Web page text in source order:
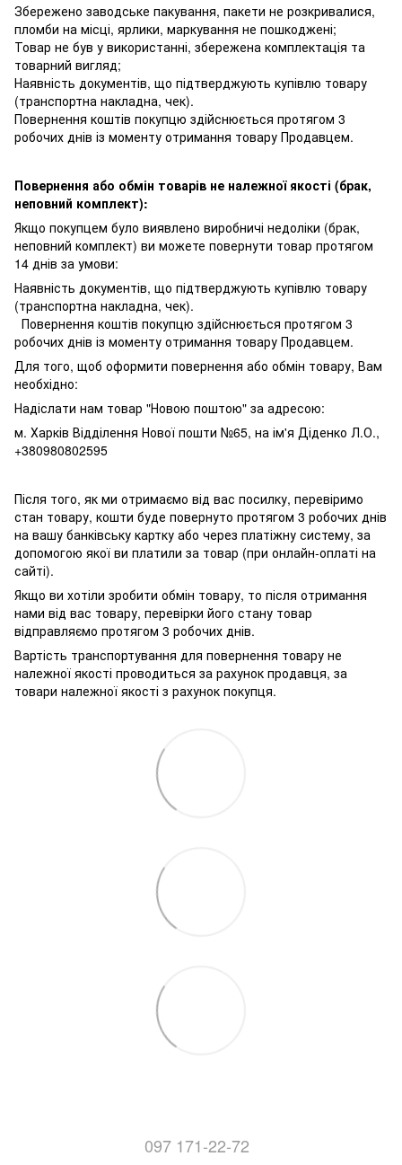
Збережено заводське пакування, пакети не розкривалися,
пломби на місці, ярлики, маркування не пошкоджені;
Товар не був у використанні, збережена комплектація та
товарний вигляд;
Наявність документів, що підтверджують купівлю товару
(транспортна накладна, чек).
Повернення коштів покупцю здійснюється протягом 3
робочих днів із моменту отримання товару Продавцем.
Повернення або обмін товарів не належної якості (брак,
неповний комплект):
Якщо покупцем було виявлено виробничі недоліки (брак,
неповний комплект) ви можете повернути товар протягом
14 днів за умови:
Наявність документів, що підтверджують купівлю товару
(транспортна накладна, чек).
Повернення коштів покупцю здійснюється протягом 3
робочих днів із моменту отримання товару Продавцем.
Для того, щоб оформити повернення або обмін товару, Вам
необхідно:
Надіслати нам товар "Новою поштою" за адресою:
м. Харків Відділення Нової пошти №65, на ім'я Діденко Л.О.,
+380980802595
Після того, як ми отримаємо від вас посилку, перевіримо
стан товару, кошти буде повернуто протягом 3 робочих днів
на вашу банківську картку або через платіжну систему, за
допомогою якої ви платили за товар (при онлайн-оплаті на
сайті).
Якщо ви хотіли зробити обмін товару, то після отримання
нами від вас товару, перевірки його стану товар
відправляємо протягом 3 робочих днів.
Вартість транспортування для повернення товару не
належної якості проводиться за рахунок продавця, за
товари належної якості з рахунок покупця.
097 171-22-72